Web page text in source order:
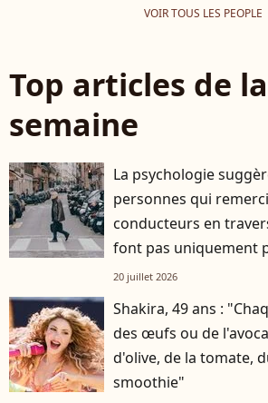
VOIR TOUS LES PEOPLE
Top articles de la
semaine
La psychologie
personnes qui
conducteurs en
font pas uniquement
20 juillet 2026
Shakira, 49 ans :
des œufs ou de
d'olive, de la tomate,
smoothie"